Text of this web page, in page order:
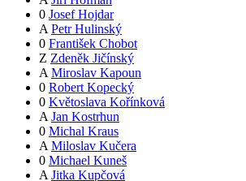
0 Josef Hojdar
A Petr Hulinský
0 František Chobot
Z Zdeněk Jičínský
A Miroslav Kapoun
0 Robert Kopecký
0 Květoslava Kořínková
A Jan Kostrhun
0 Michal Kraus
A Miloslav Kučera
0 Michael Kuneš
A Jitka Kupčová